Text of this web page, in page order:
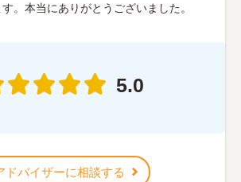
。本当にありがとうございました。
5.0
ドバイザーに相談する